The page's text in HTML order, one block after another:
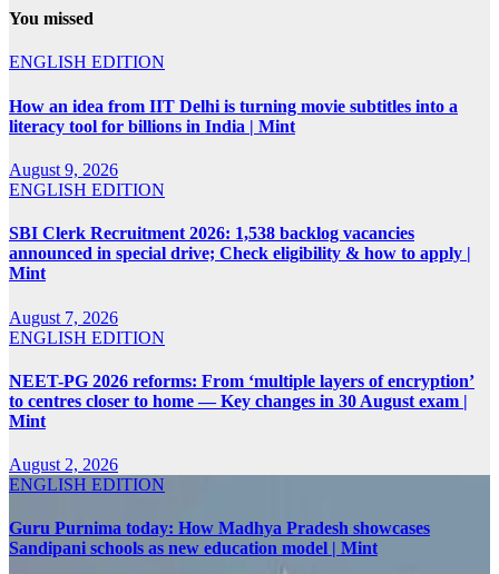
You missed
ENGLISH EDITION
How an idea from IIT Delhi is turning movie subtitles into a
literacy tool for billions in India | Mint
August 9, 2026
ENGLISH EDITION
SBI Clerk Recruitment 2026: 1,538 backlog vacancies
announced in special drive; Check eligibility & how to apply |
Mint
August 7, 2026
ENGLISH EDITION
NEET-PG 2026 reforms: From ‘multiple layers of encryption’
to centres closer to home — Key changes in 30 August exam |
Mint
August 2, 2026
ENGLISH EDITION
Guru Purnima today: How Madhya Pradesh showcases
Sandipani schools as new education model | Mint